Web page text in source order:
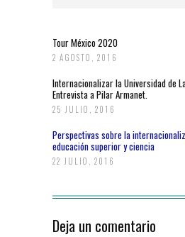
Tour México 2020
2 AGOSTO, 2016
Internacionalizar la Universidad de
Entrevista a Pilar Armanet.
25 JULIO, 2016
Perspectivas sobre la
educación superior y ciencia
22 JULIO, 2016
Deja un comentario